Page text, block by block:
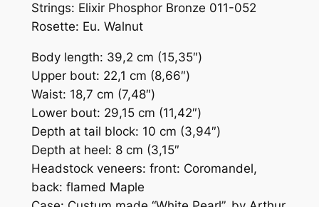
Strings: Elixir Phosphor Bronze 011-052
Rosette: Eu. Walnut
Body length: 39,2 cm (15,35″)
Upper bout: 22,1 cm (8,66″)
Waist: 18,7 cm (7,48″)
Lower bout: 29,15 cm (11,42″)
Depth at tail block: 10 cm (3,94″)
Depth at heel: 8 cm (3,15″
Headstock veneers: front: Coromandel,
back: flamed Maple